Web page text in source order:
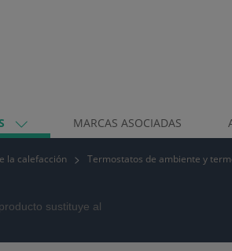
MARCAS ASOCIADAS
la calefacción Termostatos de ambiente y
sustituye al